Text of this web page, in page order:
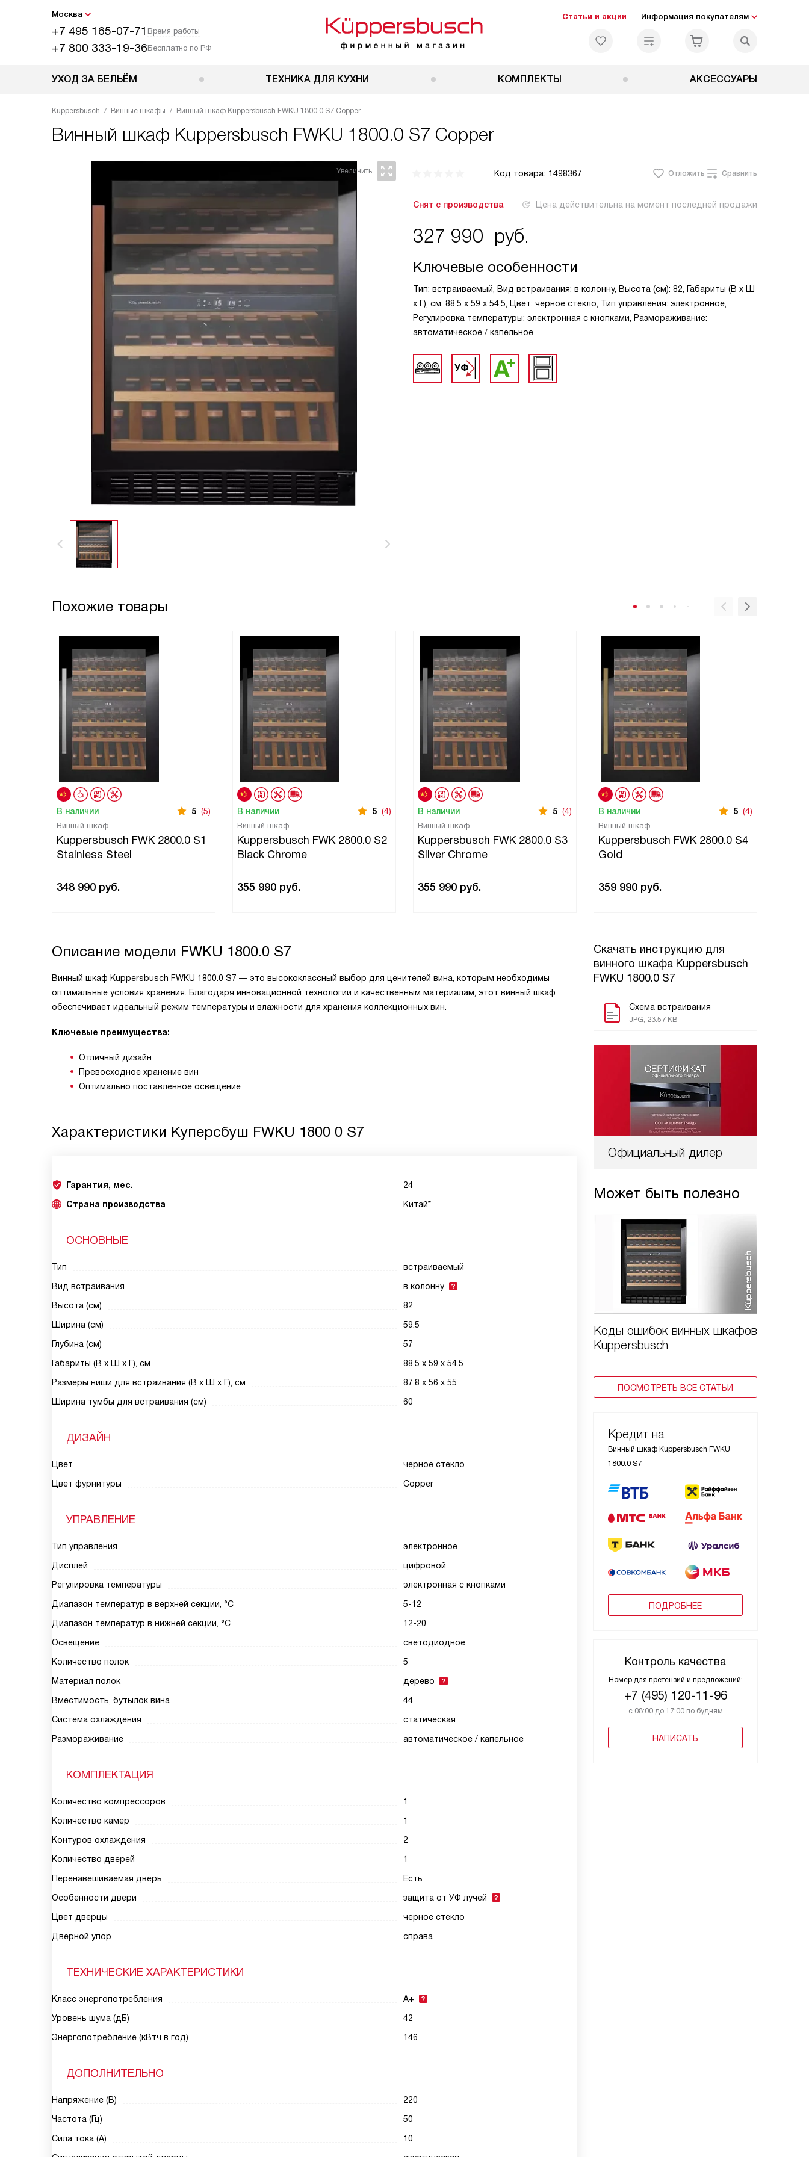
Москва
+7 495 165-07-71 Время работы
+7 800 333-19-36Бесплатно по РФ
Статьи и акции Информация покупателям
УХОД ЗА БЕЛЬЁМ ТЕХНИКА ДЛЯ КУХНИ КОМПЛЕКТЫ АКСЕССУАРЫ
Kuppersbusch Винные шкафы Винный шкаф Kuppersbusch FWKU 1800.0 S7 Copper
Винный шкаф Kuppersbusch FWKU 1800.0 S7 Copper
Код товара: 1498367 Отложить Сравнить
Снят с производства Цена действительна на момент последней продажи
327 990 руб.
Ключевые особенности
Тип: встраиваемый, Вид встраивания: в колонну, Высота (см): 82, Габариты (В х Ш
х Г), см: 88.5 х 59 х 54.5, Цвет: черное стекло, Тип управления: электронное,
Регулировка температуры: электронная с кнопками, Размораживание:
автоматическое / капельное
Похожие товары
В наличии 5 (5)
Винный шкаф
Kuppersbusch FWK 2800.0 S1
Stainless Steel
348 990 руб.
В наличии 5 (4)
Винный шкаф
Kuppersbusch FWK 2800.0 S2
Black Chrome
355 990 руб.
В наличии 5 (4)
Винный шкаф
Kuppersbusch FWK 2800.0 S3
Silver Chrome
355 990 руб.
В наличии 5 (4)
Винный шкаф
Kuppersbusch FWK 2800.0 S4
Gold
359 990 руб.
Скачать инструкцию для
винного шкафа Kuppersbusch
FWKU 1800.0 S7
Схема встраивания
JPG, 23.57 KB
Официальный дилер
Может быть полезно
Коды ошибок винных шкафов
Kuppersbusch
ПОСМОТРЕТЬ ВСЕ СТАТЬИ
Кредит на
Винный шкаф Kuppersbusch FWKU
1800.0 S7
ПОДРОБНЕЕ
Контроль качества
Номер для претензий и предложений:
+7 (495) 120-11-96
с 08:00 до 17:00 по будням
НАПИСАТЬ
Описание модели FWKU 1800.0 S7
Винный шкаф Kuppersbusch FWKU 1800.0 S7 — это высококлассный выбор для ценителей вина, которым необходимы
оптимальные условия хранения. Благодаря инновационной технологии и качественным материалам, этот винный шкаф
обеспечивает идеальный режим температуры и влажности для хранения коллекционных вин.
Ключевые преимущества:
Отличный дизайн
Превосходное хранение вин
Оптимально поставленное освещение
Характеристики Куперсбуш FWKU 1800 0 S7
Гарантия, мес.
24
Страна производства
Китай*
ОСНОВНЫЕ
Тип
встраиваемый
Вид встраивания
в колонну
Высота (см)
82
Ширина (см)
59.5
Глубина (см)
57
Габариты (В х Ш х Г), см
88.5 х 59 х 54.5
Размеры ниши для встраивания (В х Ш х Г), см
87.8 х 56 х 55
Ширина тумбы для встраивания (см)
60
ДИЗАЙН
Цвет
черное стекло
Цвет фурнитуры
Copper
УПРАВЛЕНИЕ
Тип управления
электронное
Дисплей
цифровой
Регулировка температуры
электронная с кнопками
Диапазон температур в верхней секции, °C
5-12
Диапазон температур в нижней секции, °C
12-20
Освещение
светодиодное
Количество полок
5
Материал полок
дерево
Вместимость, бутылок вина
44
Система охлаждения
статическая
Размораживание
автоматическое / капельное
КОМПЛЕКТАЦИЯ
Количество компрессоров
1
Количество камер
1
Контуров охлаждения
2
Количество дверей
1
Перенавешиваемая дверь
Есть
Особенности двери
защита от УФ лучей
Цвет дверцы
черное стекло
Дверной упор
справа
ТЕХНИЧЕСКИЕ ХАРАКТЕРИСТИКИ
Класс энергопотребления
A+
Уровень шума (дБ)
42
Энергопотребление (кВтч в год)
146
ДОПОЛНИТЕЛЬНО
Напряжение (В)
220
Частота (Гц)
50
Сила тока (А)
10